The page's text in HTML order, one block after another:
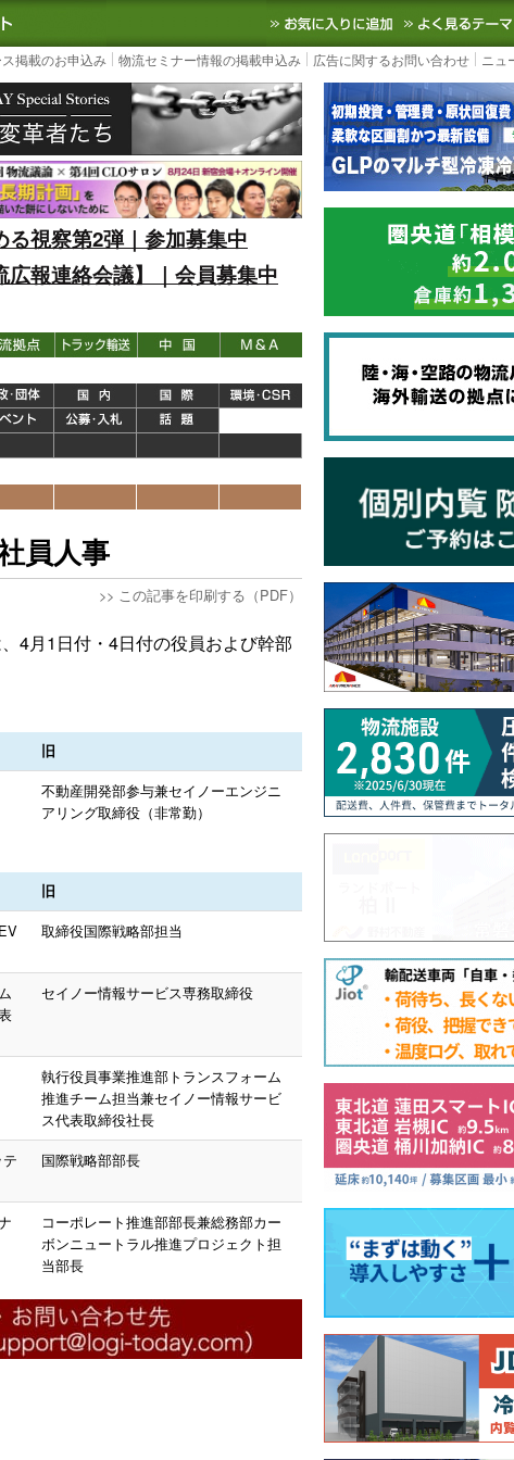
大の物流ニュースサイト3PL, SCMなど国内外の最新の物流ニュースをお
お気に入りに
掲載のお申込み 物流セミナー情報の掲載申込み 広告に関するお問い合わせ ニュ
視察第2弾｜参加募集中
報連絡会議】｜会員募集中
員人事
>> この記事を印刷する（PDF）
4月1日付・4日付の役員および幹部
旧
不動産開発部参与兼セイノーエンジニ
アリング取締役（非常勤）
旧
取締役国際戦略部担当
セイノー情報サービス専務取締役
執行役員事業推進部トランスフォーム
推進チーム担当兼セイノー情報サービ
ス代表取締役社長
国際戦略部部長
コーポレート推進部部長兼総務部カー
ボンニュートラル推進プロジェクト担
当部長